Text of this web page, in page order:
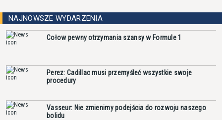
NAJNOWSZE WYDARZENIA
Cołow pewny otrzymania szansy w Formule 1
Perez: Cadillac musi przemyśleć wszystkie swoje
procedury
Vasseur: Nie zmienimy podejścia do rozwoju naszego
bolidu